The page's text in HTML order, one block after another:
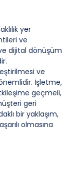
yer
ve
dijital dönüşüm
ve
İşletme,
geçmeli,
geri
bir yaklaşım,
olmasına